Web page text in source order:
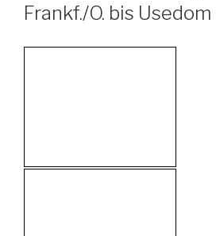
Frankf./O. bis Usedom